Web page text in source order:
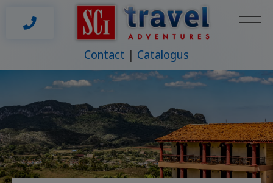
Contact Catalogus